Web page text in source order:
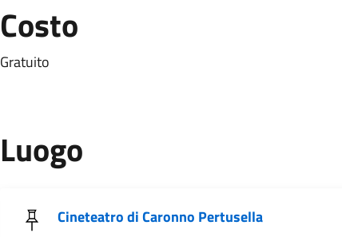
Costo
Gratuito
Luogo
Cineteatro di Caronno Pertusella